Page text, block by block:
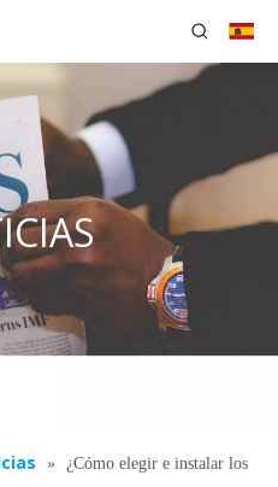
»
¿Cómo elegir e instalar los